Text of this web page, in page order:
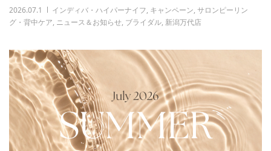
2026.07.1 インディバ・ハイパーナイフ, キャンペーン, サロンピーリン
グ・背中ケア, ニュース＆お知らせ, ブライダル, 新潟万代店
サロン案内